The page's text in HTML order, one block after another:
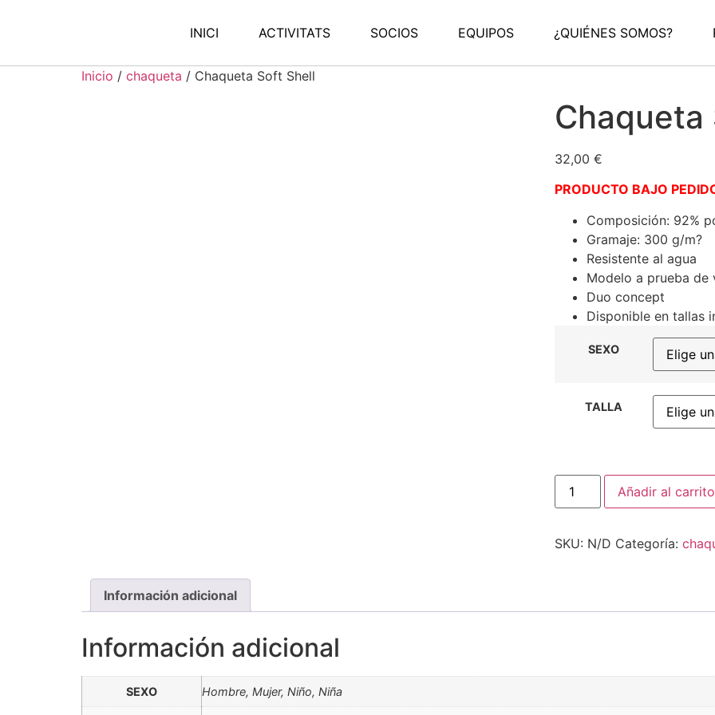
INICI ACTIVITATS SOCIOS EQUIPOS ¿QUIÉNES SOMOS?
Inicio / chaqueta / Chaqueta Soft Shell
32,00 €
PRODUCTO BAJO
Composición: 92%
Gramaje: 300 g/m?
Resistente al agua
Modelo a prueba de
Duo concept
Disponible en tallas
SEXO
TALLA
Añadir al carrito
SKU: N/D Categoría:
Información adicional
Información adicional
SEXO Hombre, Mujer, Niño, Niña